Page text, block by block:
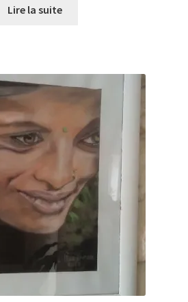
initial
Lire la suite